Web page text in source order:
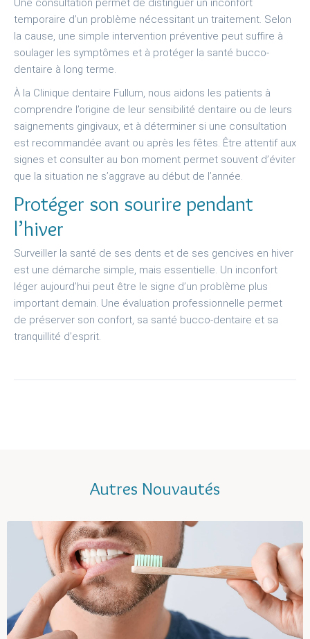
Une consultation permet de distinguer un inconfort
temporaire d’un problème nécessitant un traitement. Selon
la cause, une simple intervention préventive peut suffire à
soulager les symptômes et à protéger la santé bucco-
dentaire à long terme.
À la Clinique dentaire Fullum, nous aidons les patients à
comprendre l’origine de leur sensibilité dentaire ou de leurs
saignements gingivaux, et à déterminer si une consultation
est recommandée avant ou après les fêtes. Être attentif aux
signes et consulter au bon moment permet souvent d’éviter
que la situation ne s’aggrave au début de l’année.
Protéger son sourire pendant
l’hiver
Surveiller la santé de ses dents et de ses gencives en hiver
est une démarche simple, mais essentielle. Un inconfort
léger aujourd’hui peut être le signe d’un problème plus
important demain. Une évaluation professionnelle permet
de préserver son confort, sa santé bucco-dentaire et sa
tranquillité d’esprit.
Autres Nouvautés